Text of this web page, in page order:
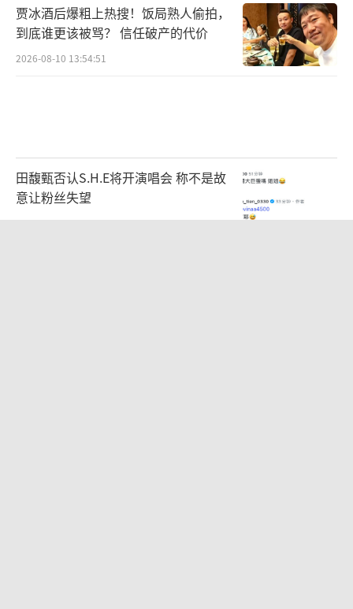
贾冰酒后爆粗上热搜！饭局熟人偷拍，
到底谁更该被骂？ 信任破产的代价
2026-08-10 13:54:51
田馥甄否认S.H.E将开演唱会 称不是故
意让粉丝失望
2026-08-05 11:58:11